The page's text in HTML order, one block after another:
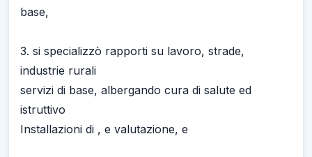
base,
3. si specializzò rapporti su lavoro, strade,
industrie rurali
servizi di base, albergando cura di salute ed
istruttivo
Installazioni di , e valutazione, e